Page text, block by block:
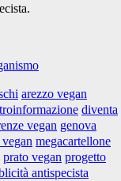
arezzo vegan
diventa
vegan genova
megacartellone
prato vegan progetto
antispecista